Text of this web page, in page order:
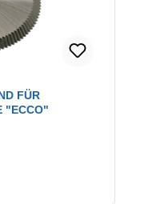
FÜR
"ECCO"